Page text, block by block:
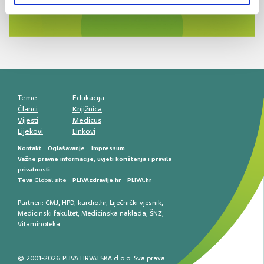
smetnji do rane onkološke dijagnostike
Antikoagulansi u ljekarničkoj praksi –
Teme
Članci
Vijesti
Lijekovi
Edukacija
Knjižnica
Medicus
Linkovi
Kontakt Oglašavanje
Impressum
Važne pravne informacije, uvjeti korištenja i pravila
privatnosti
Teva Global site PLIVAzdravlje.hr PLIVA.hr
Partneri: CMJ, HPD, kardio.hr, Liječnički vjesnik,
Medicinski fakultet, Medicinska naklada, ŠNZ,
Vitaminoteka
© 2001-2026 PLIVA HRVATSKA d.o.o. Sva prava